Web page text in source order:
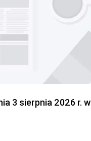
3 sierpnia 2026 r. w